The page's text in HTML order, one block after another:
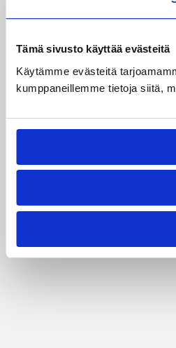
Tämä sivusto käyttää evästeitä
Käytämme evästeitä
kumppaneillemme tietoja siitä,